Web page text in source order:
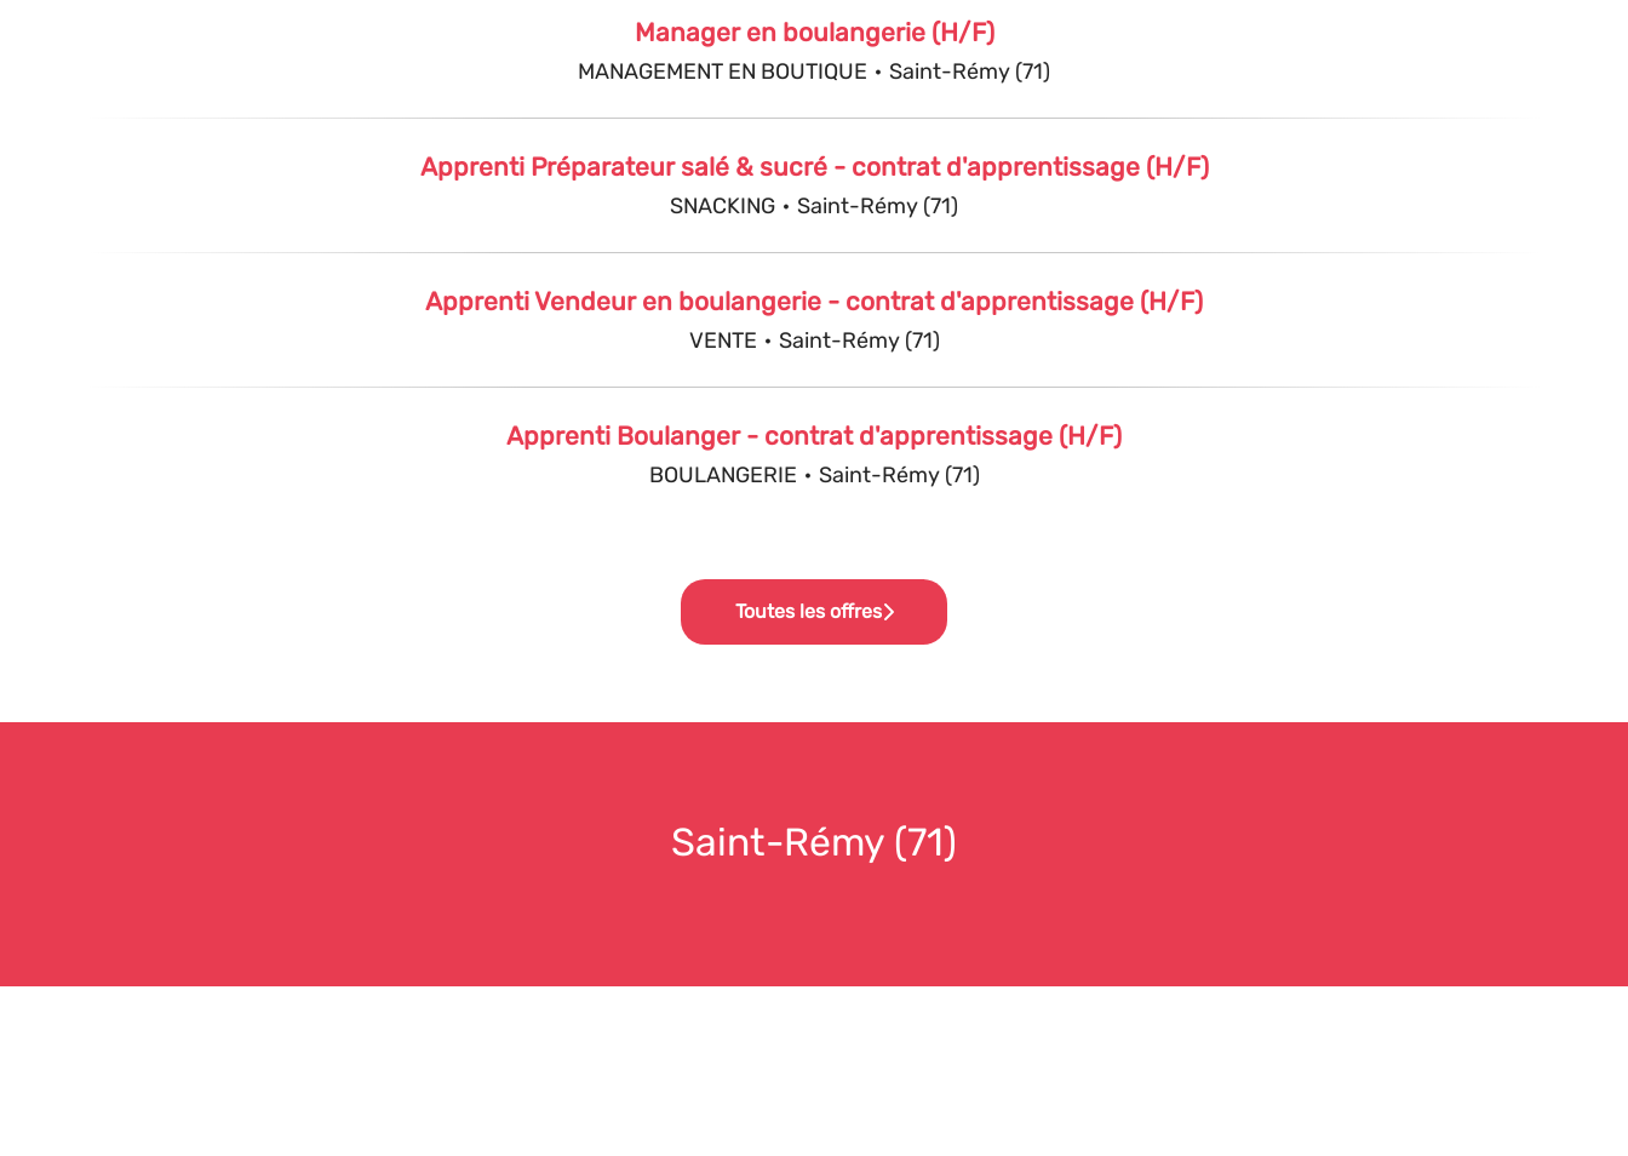
Manager en boulangerie (H/F)
MANAGEMENT EN BOUTIQUE · Saint-Rémy (71)
Apprenti Préparateur salé & sucré - contrat d'apprentissage (H/F)
SNACKING · Saint-Rémy (71)
Apprenti Vendeur en boulangerie - contrat d'apprentissage (H/F)
VENTE · Saint-Rémy (71)
Apprenti Boulanger - contrat d'apprentissage (H/F)
BOULANGERIE · Saint-Rémy (71)
Toutes les offres
Saint-Rémy (71)